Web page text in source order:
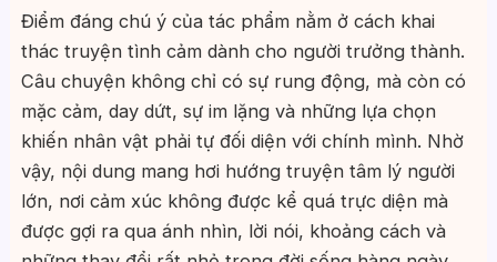
Điểm đáng chú ý của tác phẩm nằm ở cách khai
thác truyện tình cảm dành cho người trưởng thành.
Câu chuyện không chỉ có sự rung động, mà còn có
mặc cảm, day dứt, sự im lặng và những lựa chọn
khiến nhân vật phải tự đối diện với chính mình. Nhờ
vậy, nội dung mang hơi hướng truyện tâm lý người
lớn, nơi cảm xúc không được kể quá trực diện mà
được gợi ra qua ánh nhìn, lời nói, khoảng cách và